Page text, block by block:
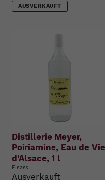
AUSVERKAUFT
Distillerie Meyer,
Poiriamine, Eau de Vie
d'Alsace, 1 l
Elsass
Ausverkauft